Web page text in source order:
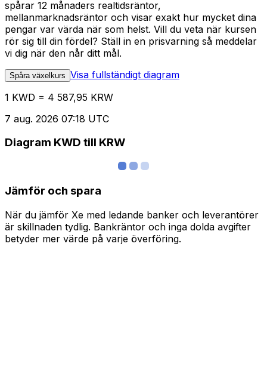
spårar 12 månaders realtidsräntor,
mellanmarknadsräntor och visar exakt hur mycket dina
pengar var värda när som helst. Vill du veta när kursen
rör sig till din fördel? Ställ in en prisvarning så meddelar
vi dig när den når ditt mål.
Spåra växelkurs Visa fullständigt diagram
1 KWD = 4 587,95 KRW
7 aug. 2026 07:18 UTC
Diagram KWD till KRW
Jämför och spara
När du jämför Xe med ledande banker och leverantörer
är skillnaden tydlig. Bankräntor och inga dolda avgifter
betyder mer värde på varje överföring.